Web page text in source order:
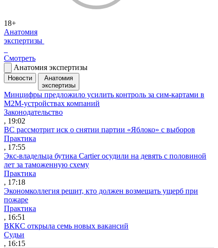
18+
Анатомия
экспертизы
Смотреть
Анатомия экспертизы
Новости
Анатомия
экспертизы
Минцифры предложило усилить контроль за сим-картами в
M2M-устройствах компаний
Законодательство
, 19:02
ВС рассмотрит иск о снятии партии «Яблоко» с выборов
Практика
, 17:55
Экс-владельца бутика Cartier осудили на девять с половиной
лет за таможенную схему
Практика
, 17:18
Экономколлегия решит, кто должен возмещать ущерб при
пожаре
Практика
, 16:51
ВККС открыла семь новых вакансий
Судьи
, 16:15